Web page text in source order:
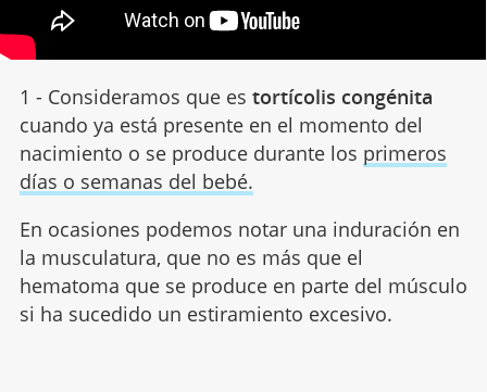
1 - Consideramos que es tortícolis congénita
cuando ya está presente en el momento del
nacimiento o se produce durante los primeros
días o semanas del bebé.
En ocasiones podemos notar una induración en
la musculatura, que no es más que el
hematoma que se produce en parte del músculo
si ha sucedido un estiramiento excesivo.